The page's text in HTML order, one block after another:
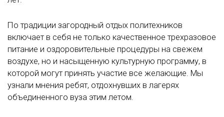
По традиции загородный отдых политехников
включает в себя не только качественное трехразовое
питание и оздоровительные процедуры на свежем
воздухе, но и насыщенную культурную программу, в
которой могут принять участие все желающие. Мы
узнали мнения ребят, отдохнувших в лагерях
объединенного вуза этим летом.